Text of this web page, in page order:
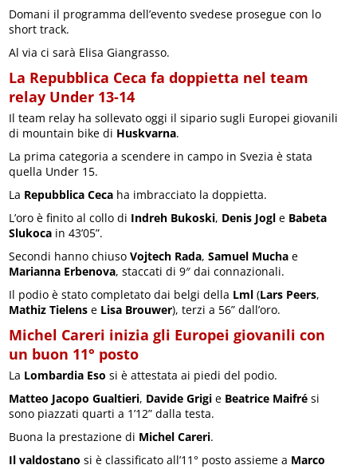
Domani il programma dell’evento svedese prosegue con lo
short track.
Al via ci sarà Elisa Giangrasso.
La Repubblica Ceca fa doppietta nel team
relay Under 13-14
Il team relay ha sollevato oggi il sipario sugli Europei giovanili
di mountain bike di Huskvarna.
La prima categoria a scendere in campo in Svezia è stata
quella Under 15.
La Repubblica Ceca ha imbracciato la doppietta.
L’oro è finito al collo di Indreh Bukoski, Denis Jogl e Babeta
Slukoca in 43’05”.
Secondi hanno chiusoVojtech Rada,Samuel Muchae
Marianna Erbenova, staccati di 9″ dai connazionali.
Il podio è stato completato dai belgi della Lml (Lars Peers,
Mathiz Tielens e Lisa Brouwer), terzi a 56” dall’oro.
Michel Careri inizia gli Europei giovanili con
un buon 11° posto
La Lombardia Eso si è attestata ai piedi del podio.
Matteo Jacopo Gualtieri, Davide Grigi e Beatrice Maifré si
sono piazzati quarti a 1’12” dalla testa.
Buona la prestazione di Michel Careri.
Il valdostano si è classificato all’11° posto assieme a Marco